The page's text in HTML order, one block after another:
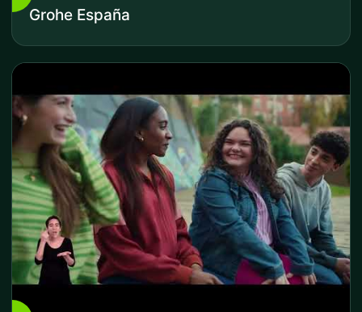
Grohe España